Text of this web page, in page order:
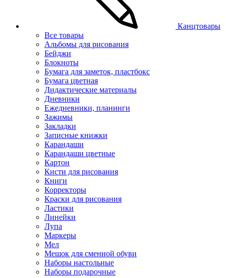
Канцтовары
Все товары
Альбомы для рисования
Бейджи
Блокноты
Бумага для заметок, пластбокс
Бумага цветная
Дидактические материалы
Дневники
Ежедневники, планинги
Зажимы
Закладки
Записные книжки
Карандаши
Карандаши цветные
Картон
Кисти для рисования
Книги
Корректоры
Краски для рисования
Ластики
Линейки
Лупа
Маркеры
Мел
Мешок для сменной обуви
Наборы настольные
Наборы подарочные